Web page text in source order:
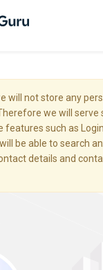
will not store any
we will serve
features such as
be able to search
details and